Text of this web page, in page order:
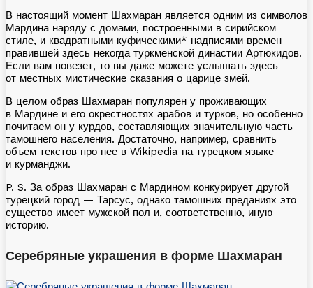
В настоящий момент Шахмаран является одним из символов
Мардина наряду с домами, построенными в сирийском
стиле, и квадратными куфическими* надписями времен
правившей здесь некогда туркменской династии Артюкидов.
Если вам повезет, то вы даже можете услышать здесь
от местных мистические сказания о царице змей.
В целом образ Шахмаран популярен у проживающих
в Мардине и его окрестностях арабов и турков, но особенно
почитаем он у курдов, составляющих значительную часть
тамошнего населения. Достаточно, например, сравнить
объем текстов про нее в Wikipedia на турецком языке
и курманджи.
P. S. За образ Шахмаран с Мардином конкурирует другой
турецкий город — Тарсус, однако тамошних преданиях это
существо имеет мужской пол и, соответственно, иную
историю.
Серебряные украшения в форме Шахмаран